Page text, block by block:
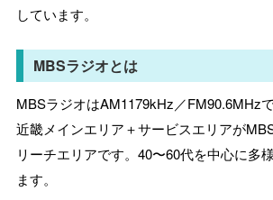
しています。
MBSラジオとは
MBSラジオはAM1179kHz／FM90.6MHz
近畿メインエリア＋サービスエリアが
リーチエリアです。40〜60代を中心に多
ます。